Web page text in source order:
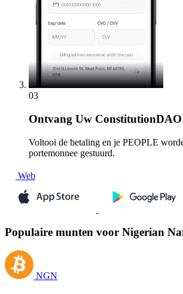
03
Ontvang Uw ConstitutionDAO
Voltooi de betaling en je PEOPLE
portemonnee gestuurd.
Web
Populaire munten voor Nigerian
NGN